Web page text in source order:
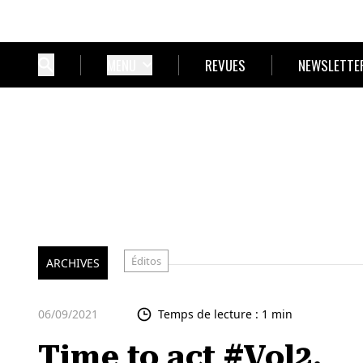
REVUES
ARCHIVES Éditos
06/09/2021 Temps de lecture : 1 min